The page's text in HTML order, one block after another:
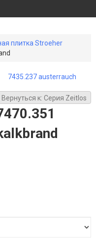
плитка Stroeher
7435.237 austerrauch
Вернуться к: Серия Zeitlos